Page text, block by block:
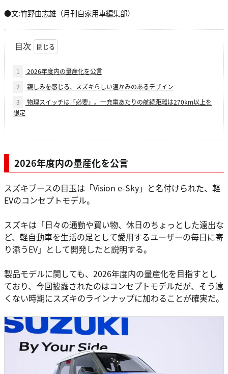
●文:竹野由志雄（月刊自家用車編集部）
目次
1
2026年度内の量産化を公言
2
親しみを感じる、スズキらしい温かみのあるデザイン
3
物理スイッチは「必要」。一充電あたりの航続距離は270km以上を
想定
2026年度内の量産化を公言
スズキブースの目玉は「Vision e-Sky」と名付けられた、軽
EVのコンセプトモデル。
スズキは「日々の通勤や買い物、休日のちょっとした遠出な
ど、軽自動車を生活の足として愛用するユーザーの毎日に寄
り添うEV」として開発したと説明する。
製品モデルに関しても、2026年度内の量産化を目指すとし
ており、今回披露されたのはコンセプトモデルだが、そう遠
くない時期にスズキのラインナップに加わることが確実だ。